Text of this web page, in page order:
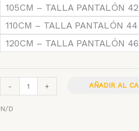
105CM – TALLA PANTALÓN
110CM – TALLA PANTALÓN
120CM – TALLA PANTALÓN
- + AÑADIR AL
N/D